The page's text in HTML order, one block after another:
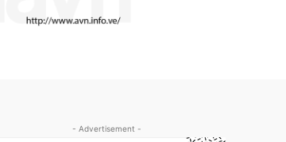
- Advertisement -